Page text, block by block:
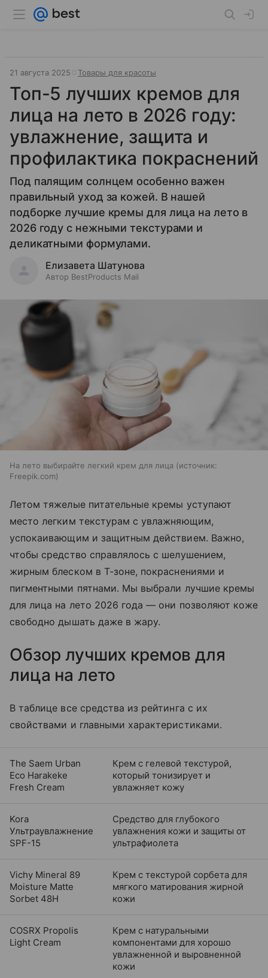
21 августа 2025 Товары для красоты
Топ-5 лучших кремов для
лица на лето в 2026 году:
увлажнение, защита и
профилактика покраснений
Под палящим солнцем особенно важен
правильный уход за кожей. В нашей
подборке лучшие кремы для лица на лето в
2026 году с нежными текстурами и
деликатными формулами.
Елизавета Шатунова
Автор BestProducts Mail
На лето выбирайте легкий крем для лица
источник:
Freepik.com
Летом тяжелые питательные кремы уступают
место легким текстурам с увлажняющим,
успокаивающим и защитным действием. Важно,
чтобы средство справлялось с шелушением,
жирным блеском в Т-зоне, покраснениями и
пигментными пятнами. Мы выбрали лучшие кремы
для лица на лето 2026 года — они позволяют коже
свободно дышать даже в жару.
Обзор лучших кремов для
лица на лето
В таблице все средства из рейтинга с их
свойствами и главными характеристиками.
The Saem Urban
Eco Harakeke
Fresh Cream
Крем с гелевой текстурой,
который тонизирует и
увлажняет кожу
Kora
Ультраувлажнение
SPF-15
Средство для глубокого
увлажнения кожи и защиты от
ультрафиолета
Vichy Mineral 89
Moisture Matte
Sorbet 48H
Крем с текстурой сорбета для
мягкого матирования жирной
кожи
COSRX Propolis
Light Cream
Крем с натуральными
компонентами для хорошо
увлажненной и выровненной
кожи